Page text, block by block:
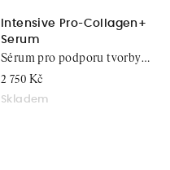
Intensive Pro-Collagen+
Serum
2 750 Kč
Skladem
Sérum pro podporu tvorby
kolagenu v pleti, 30 ml